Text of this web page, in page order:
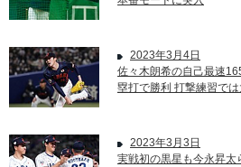
2023年3月4日
佐々木朗希の自己最速
塁打で勝利 打撃練習で
2023年3月3日
実戦初の黒星も今永昇太